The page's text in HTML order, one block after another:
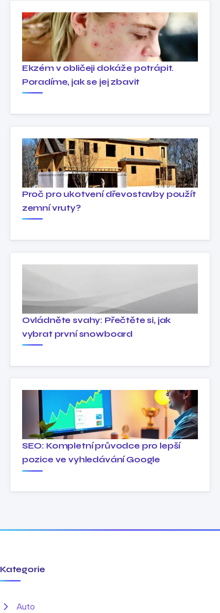
Ekzém v obličeji dokáže potrápit.
Poradíme, jak se jej zbavit
Proč pro ukotvení dřevostavby použít
zemní vruty?
Ovládněte svahy: Přečtěte si, jak
vybrat první snowboard
SEO: Kompletní průvodce pro lepší
pozice ve vyhledávání Google
Kategorie
Auto